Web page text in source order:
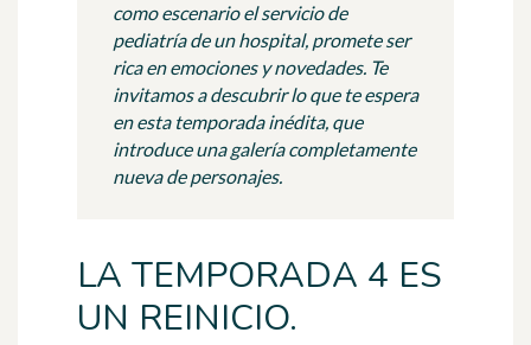
como escenario el servicio de
pediatría de un hospital, promete ser
rica en emociones y novedades. Te
invitamos a descubrir lo que te espera
en esta temporada inédita, que
introduce una galería completamente
nueva de personajes.
LA TEMPORADA 4 ES
UN REINICIO.